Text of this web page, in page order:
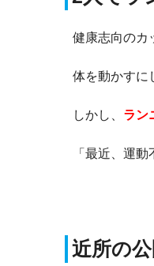
健康志向のカ
体を動かすに
しかし、 ラン
「最近、運
近所の